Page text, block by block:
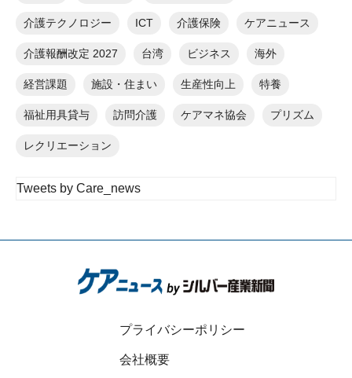
介護テクノロジー ICT 介護保険 ケアニュース
介護報酬改定 2027 台湾 ビジネス 海外
経営課題 施設・住まい 生産性向上 特養
福祉用具貸与 訪問介護 ケアマネ協会 プリズム
レクリエーション
Tweets by Care_news
プライバシーポリシー
会社概要